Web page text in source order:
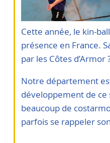
Cette année, le kin-
présence en France.
par les Côtes d’Armor
Notre département
développement de
beaucoup de
parfois se rappeler